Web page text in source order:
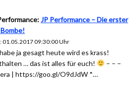
JP Performance – Die erster
01.05.2017 09:30:00 Uhr
ja gesagt heute wird es krass!
… das ist alles für euch!
– – –
| https://goo.gl/O9dJdW *…